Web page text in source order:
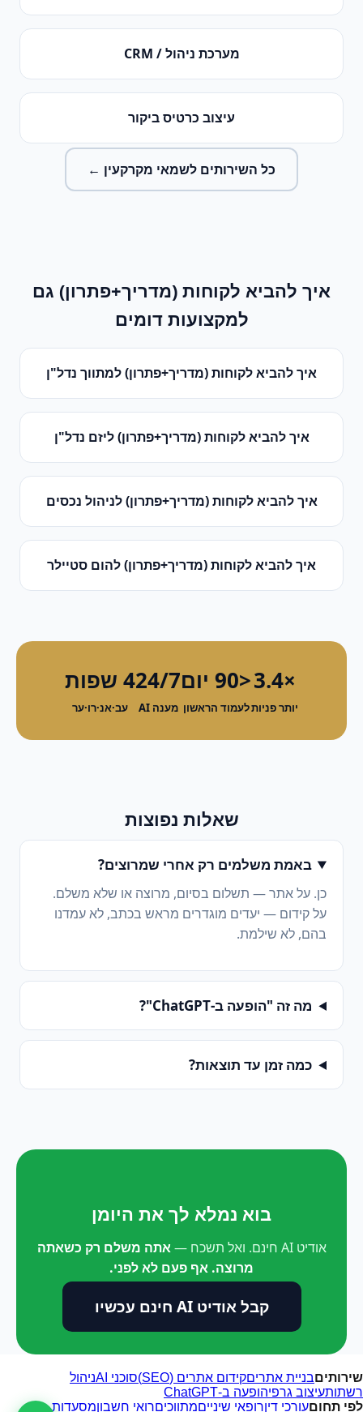
מערכת ניהול / CRM
עיצוב כרטיס ביקור
כל השירותים לשמאי מקרקעין ←
איך להביא לקוחות (מדריך+פתרון) גם
למקצועות דומים
איך להביא לקוחות (מדריך+פתרון)למתווך נדל"ן
איך להביא לקוחות (מדריך+פתרון)ליזם נדל"ן
איך להביא לקוחות (מדריך+פתרון)לניהול נכסים
איך להביא לקוחות (מדריך+פתרון)להום סטיילר
×3.4
יותר פניות
<90 יום
לעמוד הראשון
24/7
מענה AI
4 שפות
עב·אנ·רו·ער
שאלות נפוצות
באמת משלמים רק אחרי שמרוצים?
כן. על אתר — תשלום בסיום, מרוצה או שלא משלם.
על קידום — יעדים מוגדרים מראש בכתב, לא עמדנו
בהם, לא שילמת.
מה זה "הופעה ב-ChatGPT"?
כמה זמן עד תוצאות?
בוא נמלא לך את היומן
אודיט AI חינם. ואל תשכח —
אתה משלם רק כשאתה
מרוצה. אף פעם לא לפני.
קבל אודיט AI חינם עכשיו
שירותיםבניית אתריםקידום אתרים (SEO) סוכני AI
ניהול
רשתותעיצוב גרפיהופעה ב-ChatGPT
לפי תחוםעורכי דיןרופאי שינייםמתווכיםרואי חשבוןמסעדות